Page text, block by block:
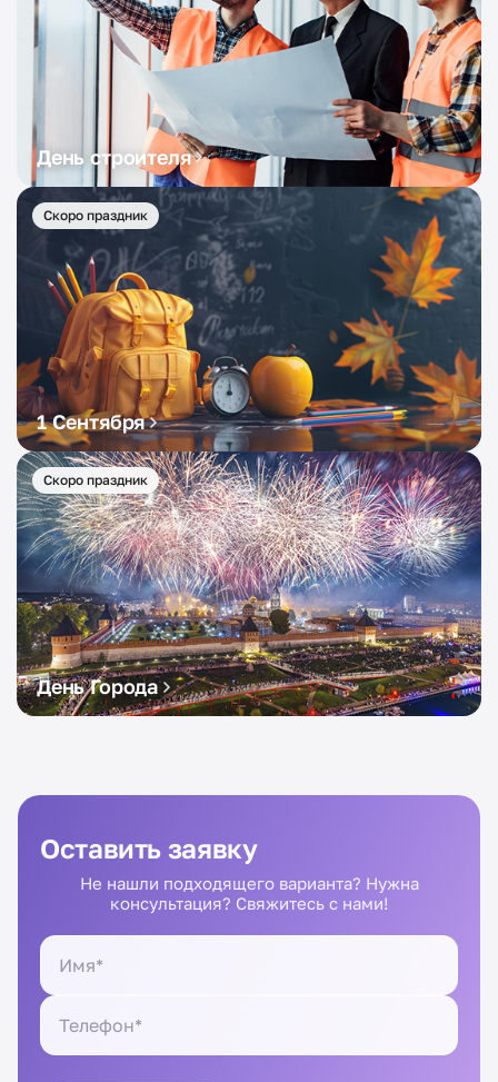
День строителя
Скоро праздник
1 Сентября
Скоро праздник
День Города
Оставить заявку
Не нашли подходящего варианта? Нужна
консультация? Свяжитесь с нами!